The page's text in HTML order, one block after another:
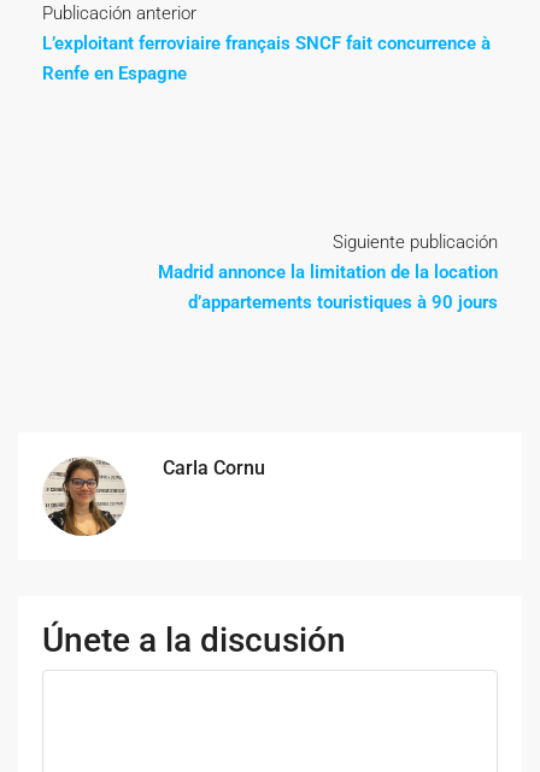
Publicación anterior
L’exploitant ferroviaire français SNCF fait concurrence à
Renfe en Espagne
Siguiente publicación
Madrid annonce la limitation de la location
d’appartements touristiques à 90 jours
Carla Cornu
Únete a la discusión